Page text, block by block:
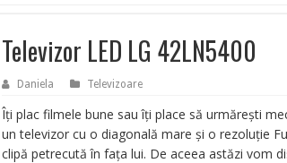
Televizor LED LG 42LN5400
Daniela Televizoare
Îți plac filmele bune sau îți place să urmărești
un televizor cu o diagonală mare și o rezoluție
clipă petrecută în fața lui. De aceea astăzi vom